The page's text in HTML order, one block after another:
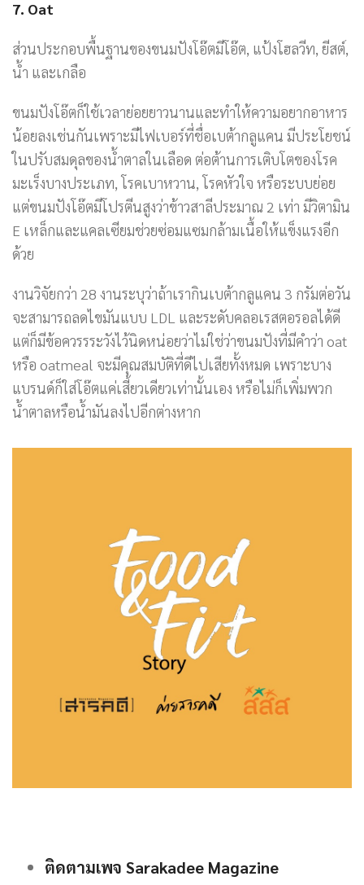
7. Oat
ส่วนประกอบพื้นฐานของขนมปังโอ๊ตมีโอ๊ต, แป้งโฮลวีท, ยีสต์,
น้ำ และเกลือ
ขนมปังโอ๊ตก็ใช้เวลาย่อยยาวนานและทำให้ความอยากอาหาร
น้อยลงเช่นกันเพราะมีไฟเบอร์ที่ชื่อเบต้ากลูแคน มีประโยชน์
ในปรับสมดุลของน้ำตาลในเลือด ต่อต้านการเติบโตของโรค
มะเร็งบางประเภท, โรคเบาหวาน, โรคหัวใจ หรือระบบย่อย
แต่ขนมปังโอ๊ตมีโปรตีนสูงว่าข้าวสาลีประมาณ 2 เท่า มีวิตามิน
E เหล็กและแคลเซียมช่วยซ่อมแซมกล้ามเนื้อให้แข็งแรงอีก
ด้วย
งานวิจัยกว่า 28 งานระบุว่าถ้าเรากินเบต้ากลูแคน 3 กรัมต่อวัน
จะสามารถลดไขมันแบบ LDL และระดับคลอเรสตอรอลได้ดี
แต่ก็มีข้อควรรระวังไว้นิดหน่อยว่าไม่ใช่ว่าขนมปังที่มีคำว่า oat
หรือ oatmeal จะมีคุณสมบัติที่ดีไปเสียทั้งหมด เพราะบาง
แบรนด์ก็ใส่โอ๊ตแค่เสี้ยวเดียวเท่านั้นเอง หรือไม่ก็เพิ่มพวก
น้ำตาลหรือน้ำมันลงไปอีกต่างหาก
ติดตามเพจ Sarakadee Magazine